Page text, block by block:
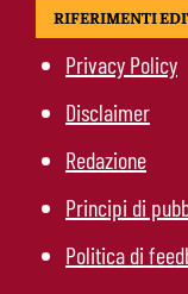
RIFERIMENTI
Privacy Policy
Disclaimer
Redazione
Principi di
Politica di